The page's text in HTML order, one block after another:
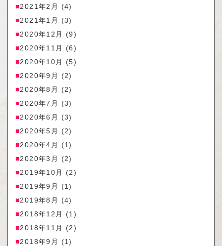
2021年2月
(4)
2021年1月
(3)
2020年12月
(9)
2020年11月
(6)
2020年10月
(5)
2020年9月
(2)
2020年8月
(2)
2020年7月
(3)
2020年6月
(3)
2020年5月
(2)
2020年4月
(1)
2020年3月
(2)
2019年10月
(2)
2019年9月
(1)
2019年8月
(4)
2018年12月
(1)
2018年11月
(2)
2018年9月
(1)